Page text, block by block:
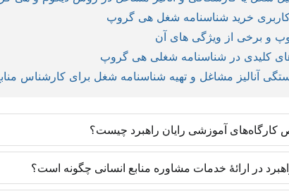
کاربری خرید شناسنامه شغل هی گروپ
و برخی از ویژگی های آن
کلیدی در شناسنامه شغلی هی گروپ
آنالیز مشاغل و تهیه شناسنامه شغل برای کارشناس
کارگاه‌های آموزشی رایان راهبرد چیست؟
راهبرد بر اساس مدل‌ها و روش‌های روز دنیا و با رویکرد ایجاد
مهارت‌ها برای مدیران و متخصصان منابع انسانی یک مزیت
در ارائۀ خدمات مشاوره منابع انسانی چگونه است؟